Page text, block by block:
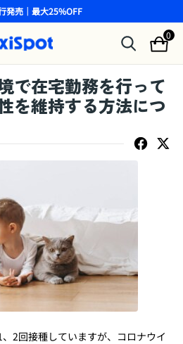
発売｜最大25%OFF
0
で在宅勤務を行って
を維持する方法につ
2回接種していますが、コロナウイ